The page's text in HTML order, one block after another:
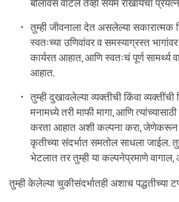
बोलावंसं वाटेल तेव्हा संयम राखायचा
तुम्ही जीवनाला देत असलेल्या सकारात्मक
स्वतःच्या उणिवांवर व समस्याग्रस्त
कार्यरत आहात, आणि स्वतःचं पूर्ण सामर्थ्य
आहात.
तुम्ही दुखावलेल्या व्यक्तीची किंवा व्यक्तींची
मनामध्ये तरी माफी मागा, आणि
करता आहात अशी कल्पना करा, जेणेकरून
कृतीच्या संदर्भात समतोल साधला जाईल.
भेटलात तर तुम्ही या कल्पनेप्रमाणे वागाल,
तुम्ही केलेल्या चुकीसंदर्भातही अशाच पद्धतीच्या